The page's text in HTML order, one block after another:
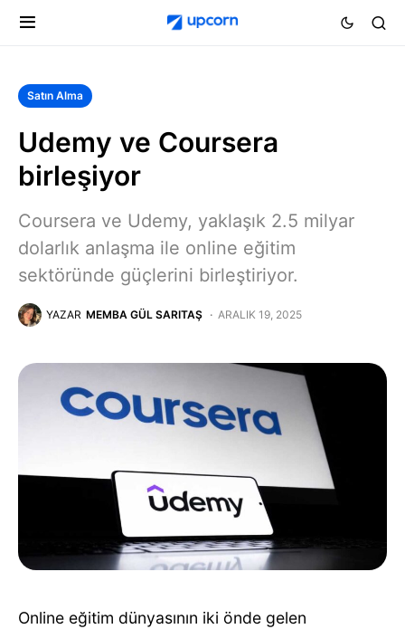
Satın Alma
Udemy ve Coursera
birleşiyor
Coursera ve Udemy, yaklaşık 2.5 milyar
dolarlık anlaşma ile online eğitim
sektöründe güçlerini birleştiriyor.
YAZAR MEMBA GÜL SARITAŞ ARALIK 19, 2025
Online eğitim dünyasının iki önde gelen